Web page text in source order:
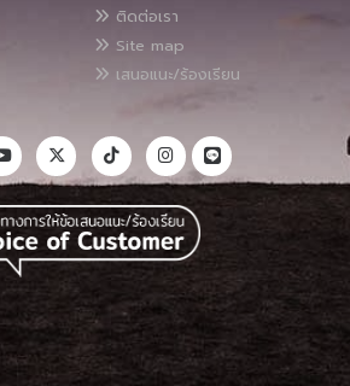
ติดต่อเรา
Site map
เสนอแนะ/ร้องเรียน